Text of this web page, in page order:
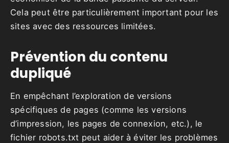
Cela peut être particulièrement important pour les
sites avec des ressources limitées.
Prévention du contenu
dupliqué
En empêchant l’exploration de versions
spécifiques de pages (comme les versions
d’impression, les pages de connexion, etc.), le
fichier robots.txt peut aider à éviter les problèmes